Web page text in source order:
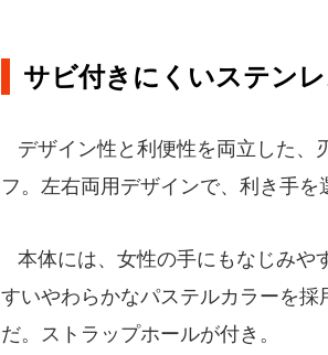
サビ付きにくいステン
デザイン性と利便性を両立した、
フ。左右両用デザインで、利き手を
本体には、女性の手にもなじみや
すいやわらかなパステルカラーを
だ。ストラップホールが付き。